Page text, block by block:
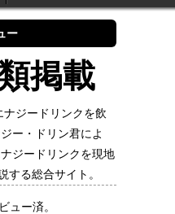
ー
掲載
ナジードリンクを飲
ー・ドリン君によ
ジードリンクを現地
する総合サイト。
ュー済。